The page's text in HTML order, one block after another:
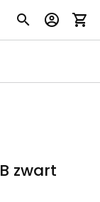
zwart